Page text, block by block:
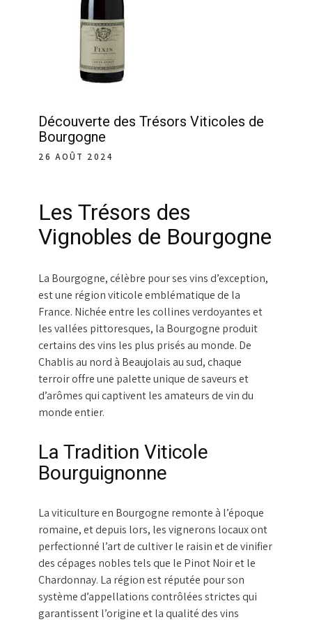
Découverte des Trésors Viticoles de
Bourgogne
26 AOÛT 2024
Les Trésors des
Vignobles de Bourgogne
La Bourgogne, célèbre pour ses vins d’exception,
est une région viticole emblématique de la
France. Nichée entre les collines verdoyantes et
les vallées pittoresques, la Bourgogne produit
certains des vins les plus prisés au monde. De
Chablis au nord à Beaujolais au sud, chaque
terroir offre une palette unique de saveurs et
d’arômes qui captivent les amateurs de vin du
monde entier.
La Tradition Viticole
Bourguignonne
La viticulture en Bourgogne remonte à l’époque
romaine, et depuis lors, les vignerons locaux ont
perfectionné l’art de cultiver le raisin et de vinifier
des cépages nobles tels que le Pinot Noir et le
Chardonnay. La région est réputée pour son
système d’appellations contrôlées strictes qui
garantissent l’origine et la qualité des vins